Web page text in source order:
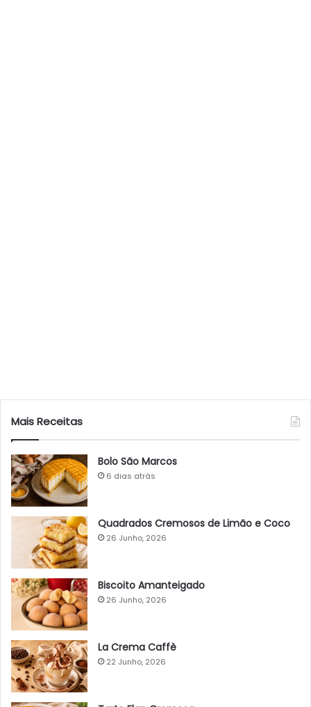
Mais Receitas
Bolo São Marcos
6 dias atrás
Quadrados Cremosos de Limão e Coco
26 Junho, 2026
Biscoito Amanteigado
26 Junho, 2026
La Crema Caffè
22 Junho, 2026